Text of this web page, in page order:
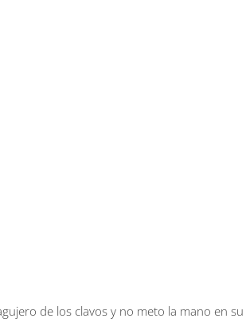
de los clavos y no meto la mano en